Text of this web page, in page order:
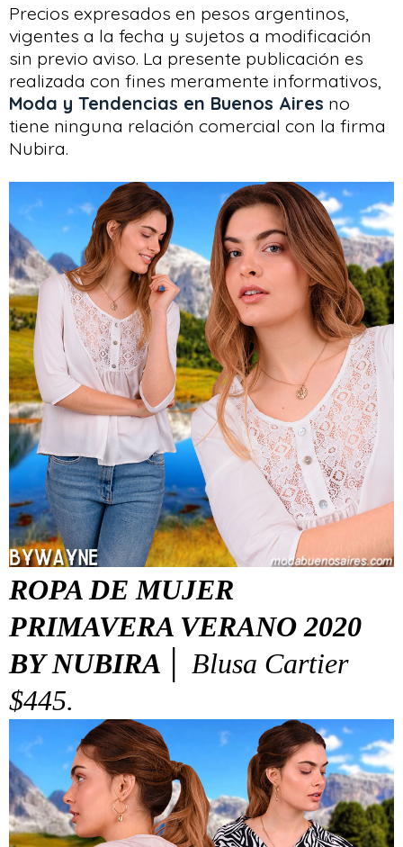
Precios expresados en pesos argentinos,
vigentes a la fecha y sujetos a modificación
sin previo aviso. La presente publicación es
realizada con fines meramente informativos,
Moda y Tendencias en Buenos Aires no
tiene ninguna relación comercial con la firma
Nubira.
ROPA DE MUJER
PRIMAVERA VERANO 2020
BY NUBIRA │
Blusa Cartier
$445.